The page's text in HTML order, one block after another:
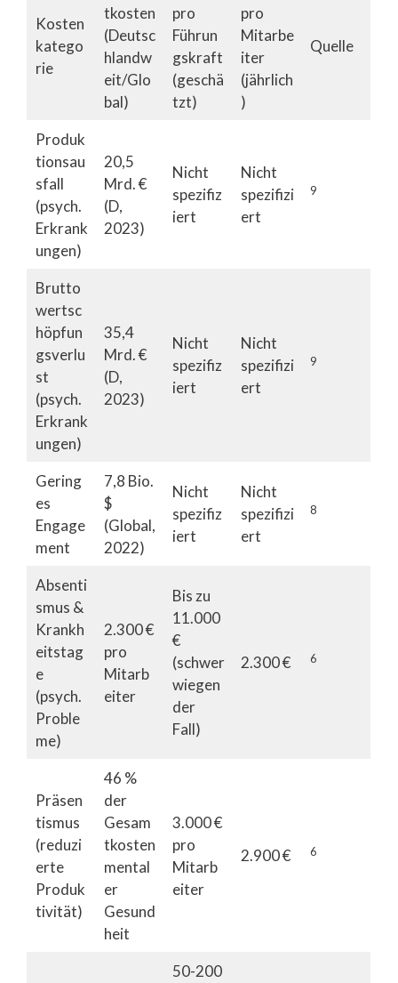
Kosten
katego
rie
tkosten
(Deutsc
hlandw
eit/Glo
bal)
pro
Führun
gskraft
(geschä
tzt)
pro
Mitarbe
iter
(jährlich
)
Quelle
Produk
tionsau
sfall
(psych.
Erkrank
ungen)
20,5
Mrd. €
(D,
2023)
Nicht
spezifiz
iert
Nicht
spezifizi
ert
9
Brutto
wertsc
höpfun
gsverlu
st
(psych.
Erkrank
ungen)
35,4
Mrd. €
(D,
2023)
Nicht
spezifiz
iert
Nicht
spezifizi
ert
9
Gering
es
Engage
ment
7,8 Bio.
$
(Global,
2022)
Nicht
spezifiz
iert
Nicht
spezifizi
ert
8
Absenti
smus &
Krankh
eitstag
e
(psych.
Proble
me)
2.300 €
pro
Mitarb
eiter
Bis zu
11.000
€
(schwer
wiegen
der
Fall)
2.300 € 6
Präsen
tismus
(reduzi
erte
Produk
tivität)
46 %
der
Gesam
tkosten
mental
er
Gesund
heit
3.000 €
pro
Mitarb
eiter
2.900 € 6
50-200